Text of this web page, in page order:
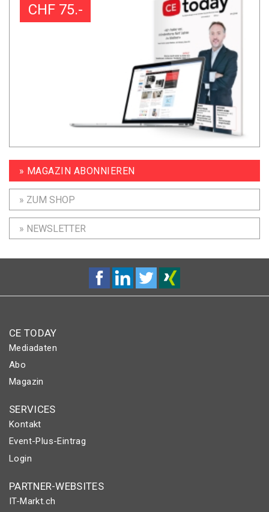
CHF 75.-
» MAGAZIN ABONNIEREN
» ZUM SHOP
» NEWSLETTER
CE TODAY
Mediadaten
Abo
Magazin
SERVICES
Kontakt
Event-Plus-Eintrag
Login
PARTNER-WEBSITES
IT-Markt.ch